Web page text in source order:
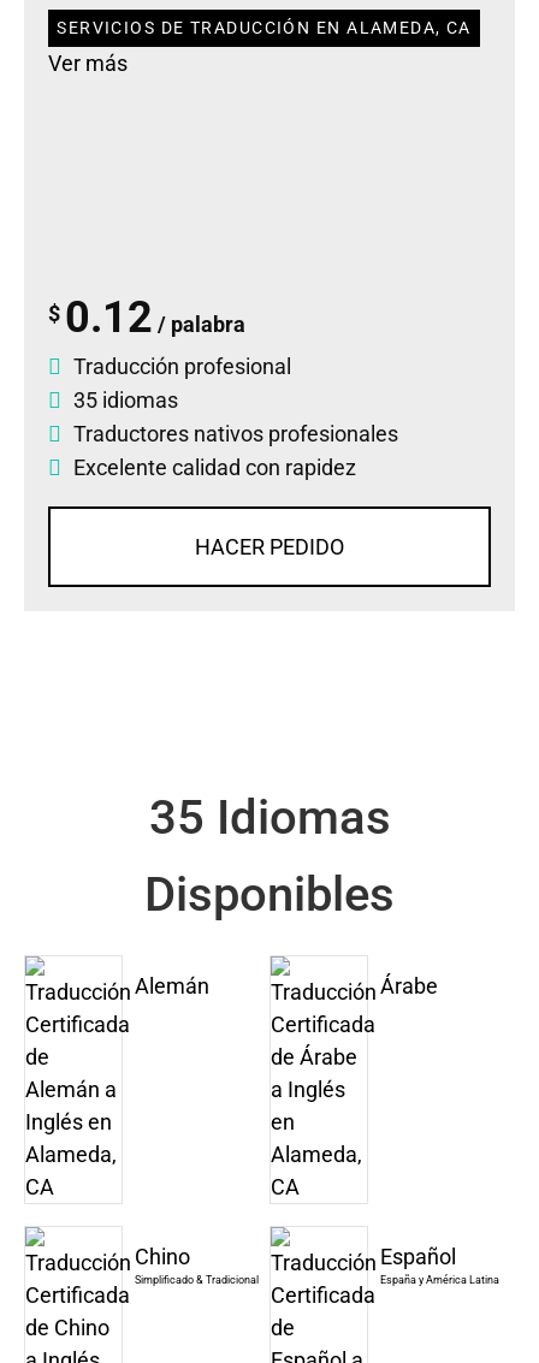
SERVICIOS DE TRADUCCIÓN EN ALAMEDA, CA
Ver más
$ 0.12 / palabra
Traducción profesional
35 idiomas
Traductores nativos profesionales
Excelente calidad con rapidez
HACER PEDIDO
35 Idiomas
Disponibles
Alemán Árabe
Chino
Simplificado & Tradicional
Español
España y América Latina